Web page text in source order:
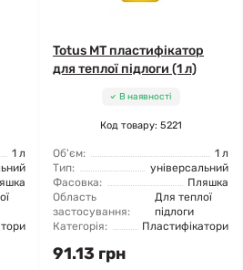
1 л
Totus МТ пластифікатор
для теплої підлоги (1 л)
В наявності
Код товару: 5221
Об'єм:
1 л
Тип:
універсальний
Фасовка:
Пляшка
Область
застосування:
Для теплої
підлоги
Категорія:
Пластифікатори
91.13 грн